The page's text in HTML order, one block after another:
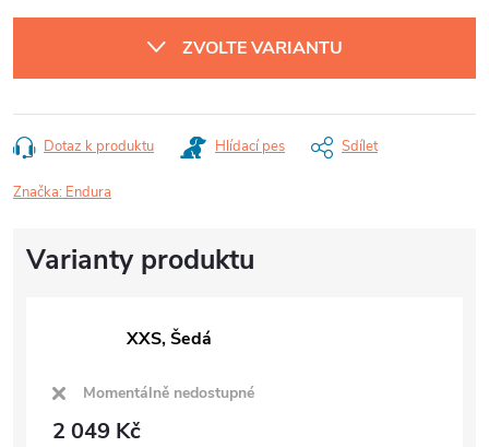
cena:
ZVOLTE VARIANTU
Dotaz k produktu Hlídací pes Sdílet
Značka: Endura
XXS, Šedá
Momentálně nedostupné
2 049 Kč